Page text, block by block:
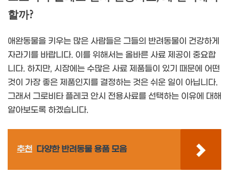
할까?
애완동물을 키우는 많은 사람들은 그들의 반려동물이 건강하게
자라기를 바랍니다. 이를 위해서는 올바른 사료 제공이 중요합
니다. 하지만, 시장에는 수많은 사료 제품들이 있기 때문에 어떤
것이 가장 좋은 제품인지를 결정하는 것은 쉬운 일이 아닙니다.
그래서 그로비타 플레코 안시 전용사료를 선택하는 이유에 대해
알아보도록 하겠습니다.
추천 다양한 반려동물 용품 모음